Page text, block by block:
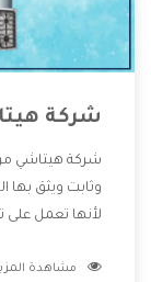
شركة
شركة هيتاشي
وثابت ويثق بها
لأنها تعمل على
وتقدم للعملاء
مشاهدة